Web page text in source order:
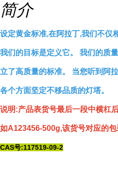
简介
设定黄金标准,在阿拉丁,我们不仅
我们的目标是定义它。 我们的质
立了高质量的标准。 当您听到阿
各个方面坚定不移品质的灯塔。
说明:产品表货号最后一段中横杠
如A123456-500g,该货号对应的包
CAS号:117519-09-2